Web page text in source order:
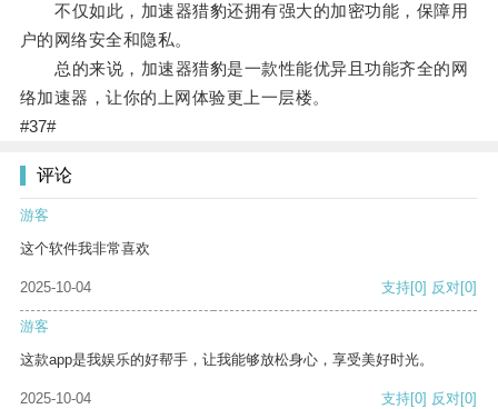
不仅如此，加速器猎豹还拥有强大的加密功能，保障用
户的网络安全和隐私。
总的来说，加速器猎豹是一款性能优异且功能齐全的网
络加速器，让你的上网体验更上一层楼。
#37#
评论
游客
这个软件我非常喜欢
2025-10-04 支持[0] 反对[0]
游客
这款app是我娱乐的好帮手，让我能够放松身心，享受美好时光。
2025-10-04 支持[0] 反对[0]